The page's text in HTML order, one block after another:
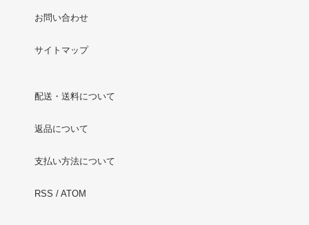
お問い合わせ
サイトマップ
配送・送料について
返品について
支払い方法について
RSS / ATOM